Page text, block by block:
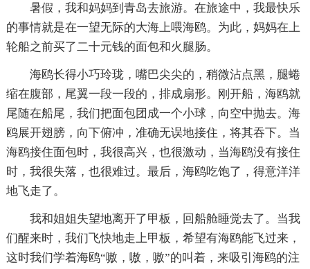
暑假，我和妈妈到青岛去旅游。在旅途中，我最快乐
的事情就是在一望无际的大海上喂海鸥。为此，妈妈在上
轮船之前买了二十元钱的面包和火腿肠。
海鸥长得小巧玲珑，嘴巴尖尖的，稍微沾点黑，腿蜷
缩在腹部，尾翼一段一段的，排成扇形。刚开船，海鸥就
尾随在船尾，我们把面包团成一个小球，向空中抛去。海
鸥展开翅膀，向下俯冲，准确无误地接住，将其吞下。当
海鸥接住面包时，我很高兴，也很激动，当海鸥没有接住
时，我很失落，也很难过。最后，海鸥吃饱了，得意洋洋
地飞走了。
我和姐姐失望地离开了甲板，回船舱睡觉去了。当我
们醒来时，我们飞快地走上甲板，希望有海鸥能飞过来，
这时我们学着海鸥“嗷，嗷，嗷”的叫着，来吸引海鸥的注